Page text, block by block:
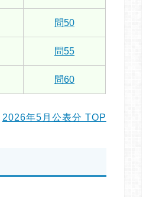
問50
問55
問60
2026年5月公表分 TOP